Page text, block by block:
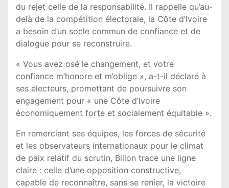
du rejet celle de la responsabilité. Il rappelle qu’au-
delà de la compétition électorale, la Côte d’Ivoire
a besoin d’un socle commun de confiance et de
dialogue pour se reconstruire.
« Vous avez osé le changement, et votre
confiance m’honore et m’oblige », a-t-il déclaré à
ses électeurs, promettant de poursuivre son
engagement pour « une Côte d’Ivoire
économiquement forte et socialement équitable ».
En remerciant ses équipes, les forces de sécurité
et les observateurs internationaux pour le climat
de paix relatif du scrutin, Billon trace une ligne
claire : celle d’une opposition constructive,
capable de reconnaître, sans se renier, la victoire